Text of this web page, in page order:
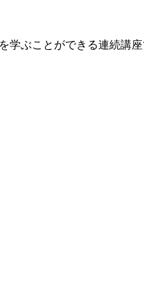
ぶことができる連続講座